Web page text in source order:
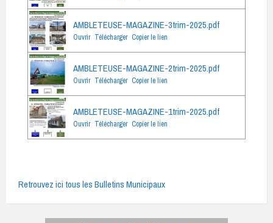
AMBLETEUSE-MAGAZINE-3trim-2025.pdf
Ouvrir Télécharger Copier le lien
AMBLETEUSE-MAGAZINE-2trim-2025.pdf
Ouvrir Télécharger Copier le lien
AMBLETEUSE-MAGAZINE-1trim-2025.pdf
Ouvrir Télécharger Copier le lien
Retrouvez ici tous les Bulletins Municipaux